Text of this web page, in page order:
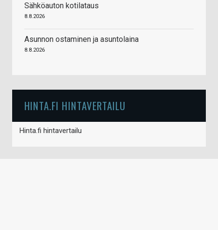
Sähköauton kotilataus
8.8.2026
Asunnon ostaminen ja asuntolaina
8.8.2026
HINTA.FI HINTAVERTAILU
Hinta.fi hintavertailu